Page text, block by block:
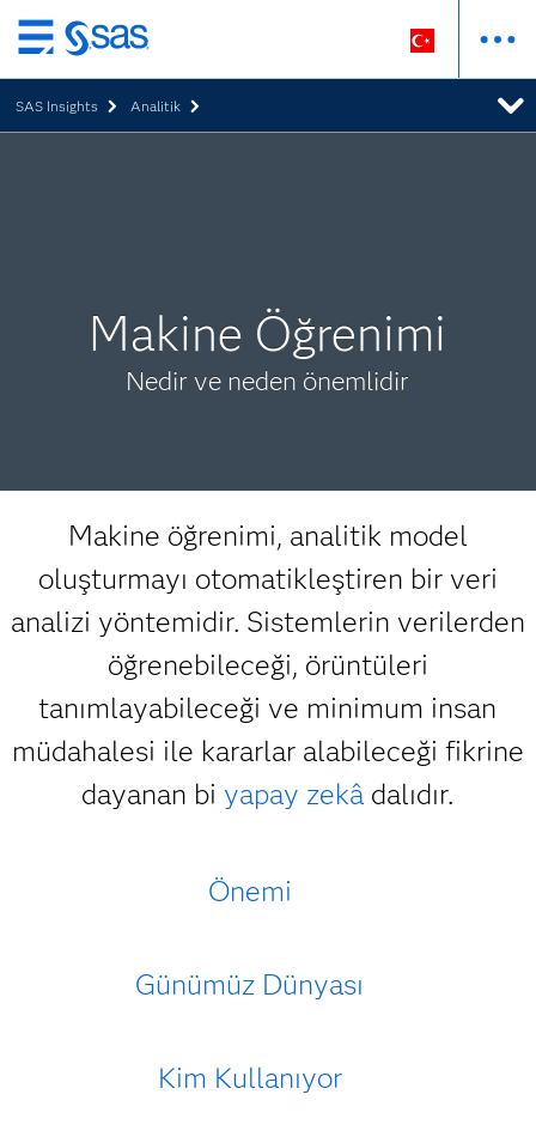
Ana
içeriğe
atla
SAS Insights Analitik
Makine Öğrenimi
Nedir ve neden önemlidir
Makine öğrenimi, analitik model
oluşturmayı otomatikleştiren bir veri
analizi yöntemidir. Sistemlerin verilerden
öğrenebileceği, örüntüleri
tanımlayabileceği ve minimum insan
müdahalesi ile kararlar alabileceği fikrine
dayanan bi yapay zekâ dalıdır.
Önemi
Günümüz Dünyası
Kim Kullanıyor